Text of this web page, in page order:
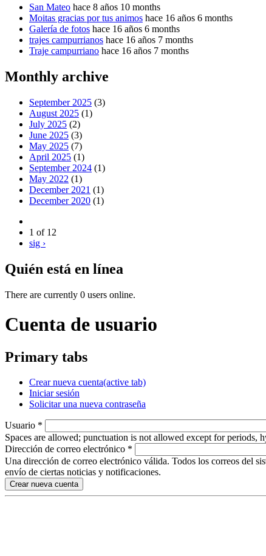
San Mateo hace 8 años 10 months
Moitas gracias por tus animos hace 16 años 6 months
Galería de fotos hace 16 años 6 months
trajes campurrianos hace 16 años 7 months
Traje campurriano hace 16 años 7 months
Monthly archive
September 2025 (3)
August 2025 (1)
July 2025 (2)
June 2025 (3)
May 2025 (7)
April 2025 (1)
September 2024 (1)
May 2022 (1)
December 2021 (1)
December 2020 (1)
1 of 12
sig ›
Quién está en línea
There are currently 0 users online.
Cuenta de usuario
Primary tabs
Crear nueva cuenta(active tab)
Iniciar sesión
Solicitar una nueva contraseña
Usuario *
Spaces are allowed; punctuation is not allowed except for periods,
Dirección de correo electrónico *
Una dirección de correo electrónico válida. Todos los correos del
envío de ciertas noticias y notificaciones.